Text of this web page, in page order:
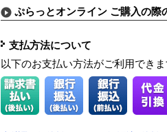
ぷらっとオンライン ご購入の際
支払方法について
以下のお支払い方法がご利用できま